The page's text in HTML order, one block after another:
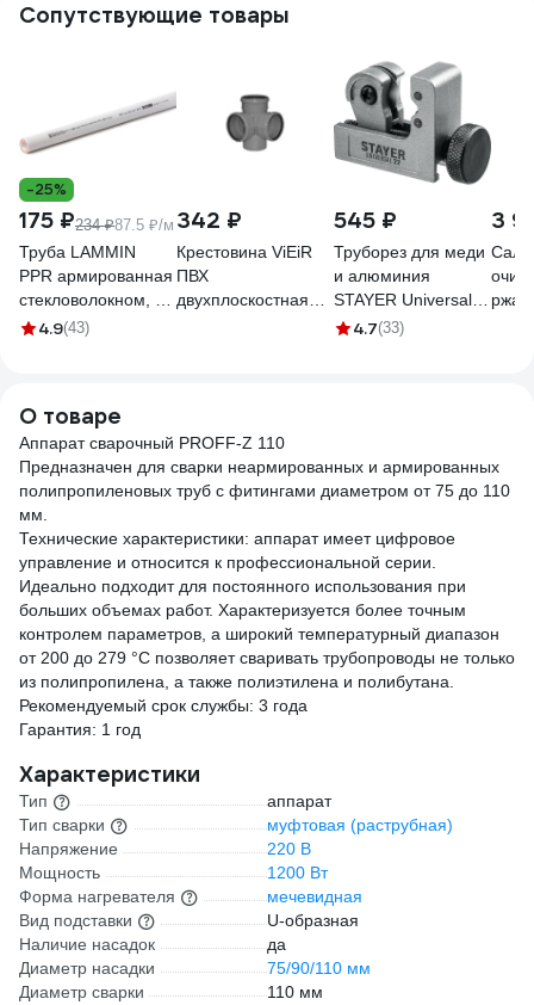
Сопутствующие товары
-25%
175 ₽234 ₽87.5 ₽/м
Труба LAMMIN
PPR армированная
стекловолокном, PN25 25х4.2
Lm310220420252
4.9(43)
342 ₽
Крестовина ViEiR
ПВХ
двухплоскостная
545 ₽
Труборез для меди
и алюминия
STAYER Universal-
22 3-22 мм 23391-
4.7(33)
3
О товаре
Аппарат сварочный PROFF-Z 110
Предназначен для сварки неармированных и армированных
полипропиленовых труб с фитингами диаметром от 75 до 110
мм.
Технические характеристики: аппарат имеет цифровое
управление и относится к профессиональной серии.
Идеально подходит для постоянного использования при
больших объемах работ. Характеризуется более точным
контролем параметров, а широкий температурный диапазон
от 200 до 279 °С позволяет сваривать трубопроводы не только
из полипропилена, а также полиэтилена и полибутана.
Рекомендуемый срок службы: 3 года
Гарантия: 1 год
Характеристики
Тип
аппарат
Тип сварки
муфтовая (раструбная)
Напряжение
220 В
Мощность
1200 Вт
Форма нагревателя
мечевидная
Вид подставки
U-образная
Наличие насадок
да
Диаметр насадки
75/90/110 мм
Диаметр сварки
110 мм